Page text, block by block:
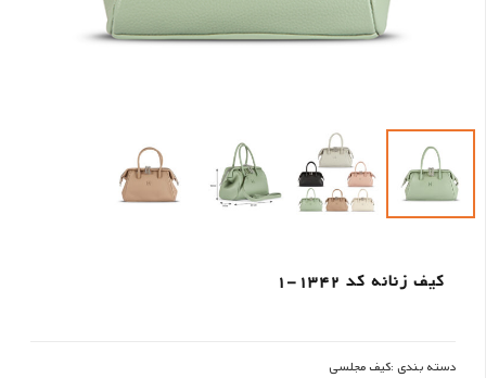
کیف زنانه کد 1342-1
دسته بندی :کیف مجلسی